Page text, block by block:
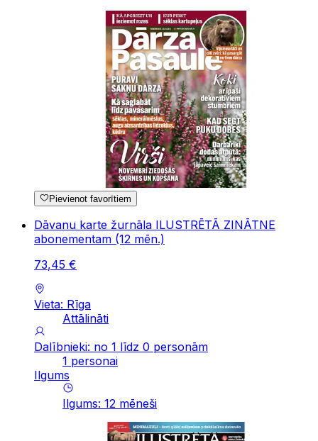
Pievienot favorītiem
Dāvanu karte žurnāla ILUSTRĒTĀ ZINĀTNE
abonementam (12 mēn.)
73,45 €
Vieta: Rīga
Attālināti
Dalībnieki: no 1 līdz 0 personām
1 personai
Ilgums
Ilgums: 12 mēneši